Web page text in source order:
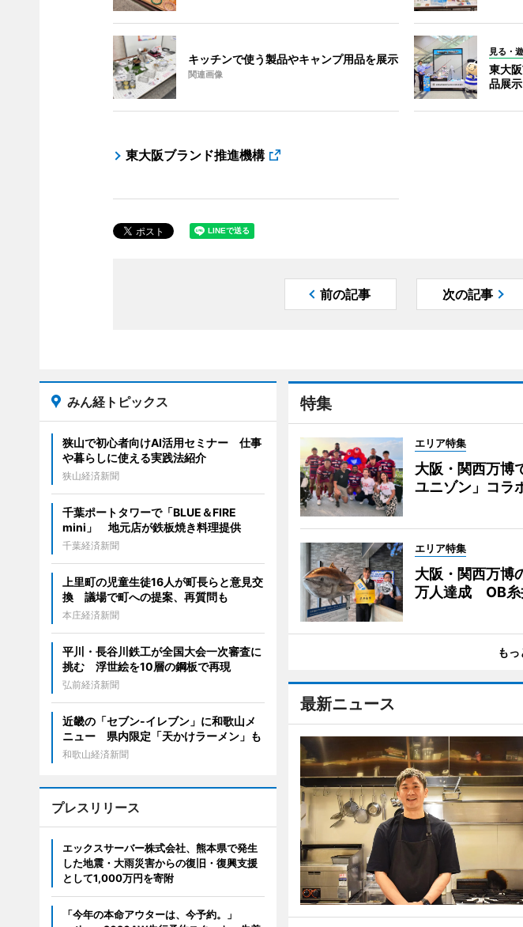
キッチンで使う製品やキャンプ用品を展示
関連画像
見る・
東大
品展
東大阪ブランド推進機構
前の記事 次の記事
特集
エリア特集
大阪・関西万博
ユニゾン」コラ
エリア特集
大阪・関西万博
万人達成 OB糸
もっ
最新ニュース
みん経トピックス
狭山で初心者向けAI活用セミナー 仕事
や暮らしに使える実践法紹介
狭山経済新聞
千葉ポートタワーで「BLUE＆FIRE
mini」 地元店が鉄板焼き料理提供
千葉経済新聞
上里町の児童生徒16人が町長らと意見交
換 議場で町への提案、再質問も
本庄経済新聞
平川・長谷川鉄工が全国大会一次審査に
挑む 浮世絵を10層の鋼板で再現
弘前経済新聞
近畿の「セブン-イレブン」に和歌山メ
ニュー 県内限定「天かけラーメン」も
和歌山経済新聞
プレスリリース
エックスサーバー株式会社、熊本県で発生
した地震・大雨災害からの復旧・復興支援
として1,000万円を寄附
「今年の本命アウターは、今予約。」